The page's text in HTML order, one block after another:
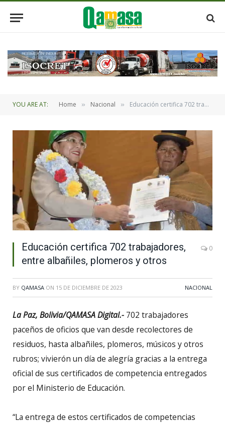
YOU ARE AT: Home » Nacional » Educación certifica 702 trabajadores, entre albañiles, plomeros y otros
Educación certifica 702 trabajadores,
entre albañiles, plomeros y otros
0
BY QAMASA ON 15 DE DICIEMBRE DE 2023 NACIONAL
La Paz, Bolivia/QAMASA Digital.- 702 trabajadores
paceños de oficios que van desde recolectores de
residuos, hasta albañiles, plomeros, músicos y otros
rubros; vivierón un día de alegría gracias a la entrega
oficial de sus certificados de competencia entregados
por el Ministerio de Educación.
“La entrega de estos certificados de competencias